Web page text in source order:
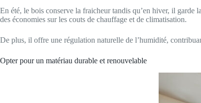
En été, le bois conserve la fraicheur tandis qu’en hiver, il garde
des économies sur les couts de chauffage et de climatisation.
De plus, il offre une régulation naturelle de l’humidité,
Opter pour un matériau durable et renouvelable